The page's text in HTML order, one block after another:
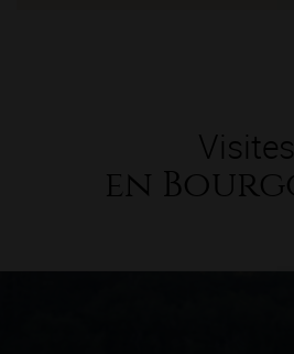
Visites
en